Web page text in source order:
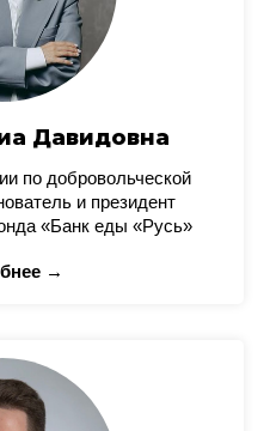
Давидовна
по добровольческой
и президент
«Банк еды «Русь»
→